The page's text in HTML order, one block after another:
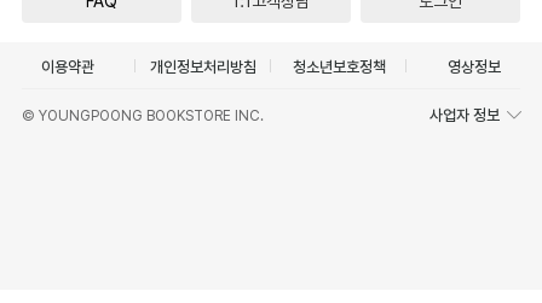
이용약관 개인정보처리방침 청소년보호정책 영상정보
© YOUNGPOONG BOOKSTORE INC. 사업자 정보